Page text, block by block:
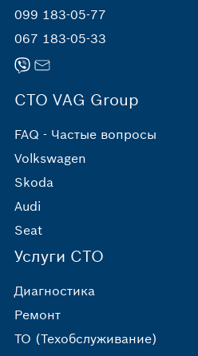
099 183-05-77
067 183-05-33
СТО VAG Group
FAQ - Частые вопросы
Volkswagen
Skoda
Audi
Seat
Услуги СТО
Диагностика
Ремонт
ТО (Техобслуживание)